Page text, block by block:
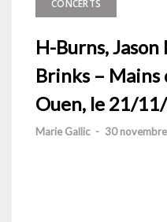
CONCERTS
H-Burns,
Brinks – Mains
Ouen, le 21/
Marie Gallic - 30